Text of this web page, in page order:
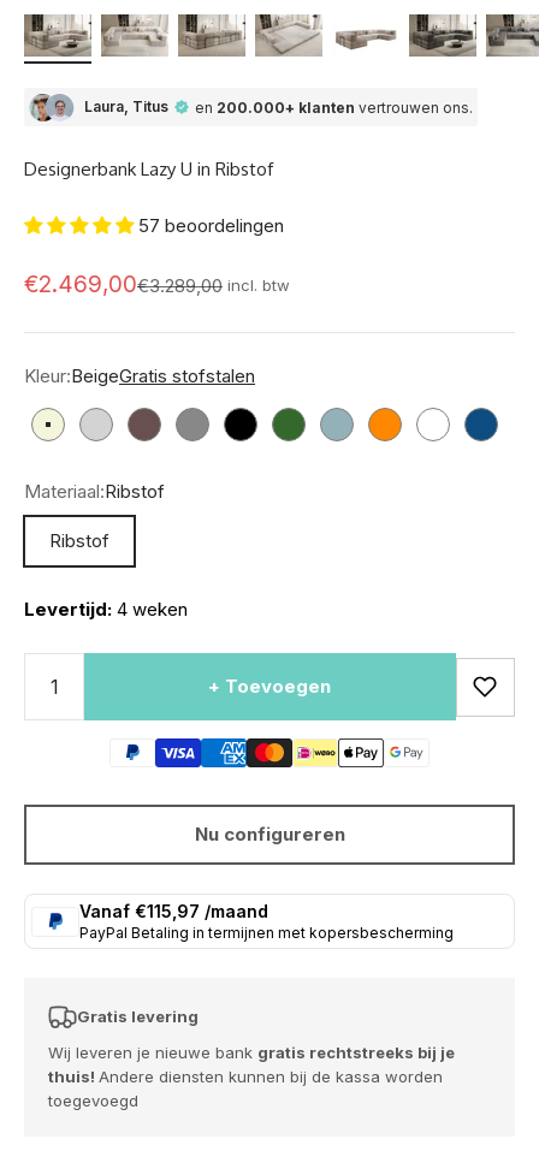
Laura, Titus en 200.000+ klanten vertrouwen ons.
Designerbank Lazy U in Ribstof
57 beoordelingen
Aanbod
€2.469,00Normale prijs
€3.289,00 incl. btw
Kleur:BeigeGratis stofstalen
BeigeLichtgrijsBruin Grijs ZwartGroenVintageblauw
OranjeRosé Blauw
Materiaal:Ribstof
Ribstof
Levertijd: 4 weken
+ Toevoegen
Nu configureren
Vanaf €115,97 /maand
PayPal Betaling in termijnen met kopersbescherming
Gratis levering
Wij leveren je nieuwe bank gratis rechtstreeks bij je
thuis! Andere diensten kunnen bij de kassa worden
toegevoegd